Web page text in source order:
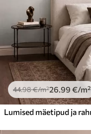
44.98€/m²26.99 €/m²